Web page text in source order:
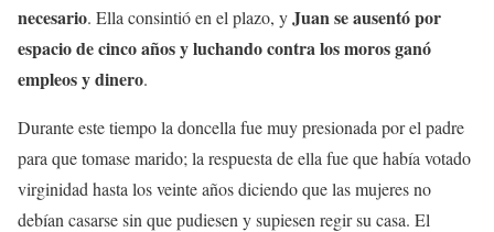
necesario. Ella consintió en el plazo, yJuan se ausentó por
espacio de cinco años y luchando contra los moros ganó
empleos y dinero.
Durante este tiempo la doncella fue muy presionada por el padre
para que tomase marido; la respuesta de ella fue que había votado
virginidad hasta los veinte años diciendo que las mujeres no
debían casarse sin que pudiesen y supiesen regir su casa. El